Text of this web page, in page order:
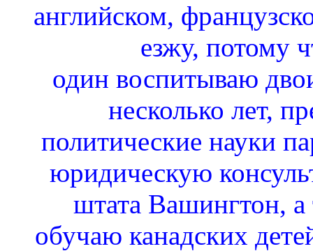
английском,
езжу, потому
один воспитываю
несколько лет,
политические науки
юридическую
штата Вашингтон,
обучаю канадских